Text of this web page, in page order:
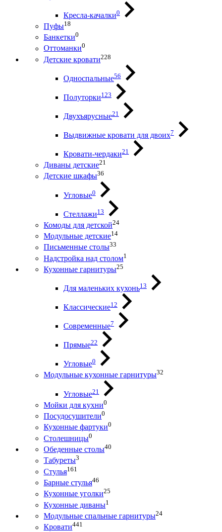
Кресла-качалки0
Пуфы18
Банкетки0
Оттоманки0
Детские кровати228
Односпальные56
Полуторки123
Двухъярусные21
Выдвижные кровати для двоих7
Кровати-чердаки21
Диваны детские21
Детские шкафы36
Угловые0
Стеллажи13
Комоды для детской24
Модульные детские14
Письменные столы33
Надстройка над столом1
Кухонные гарнитуры25
Для маленьких кухонь13
Классические12
Современные7
Прямые22
Угловые0
Модульные кухонные гарнитуры32
Угловые21
Мойки для кухни0
Посудосушители0
Кухонные фартуки0
Столешницы0
Обеденные столы40
Табуреты3
Стулья161
Барные стулья46
Кухонные уголки25
Кухонные диваны1
Модульные спальные гарнитуры24
Кровати441